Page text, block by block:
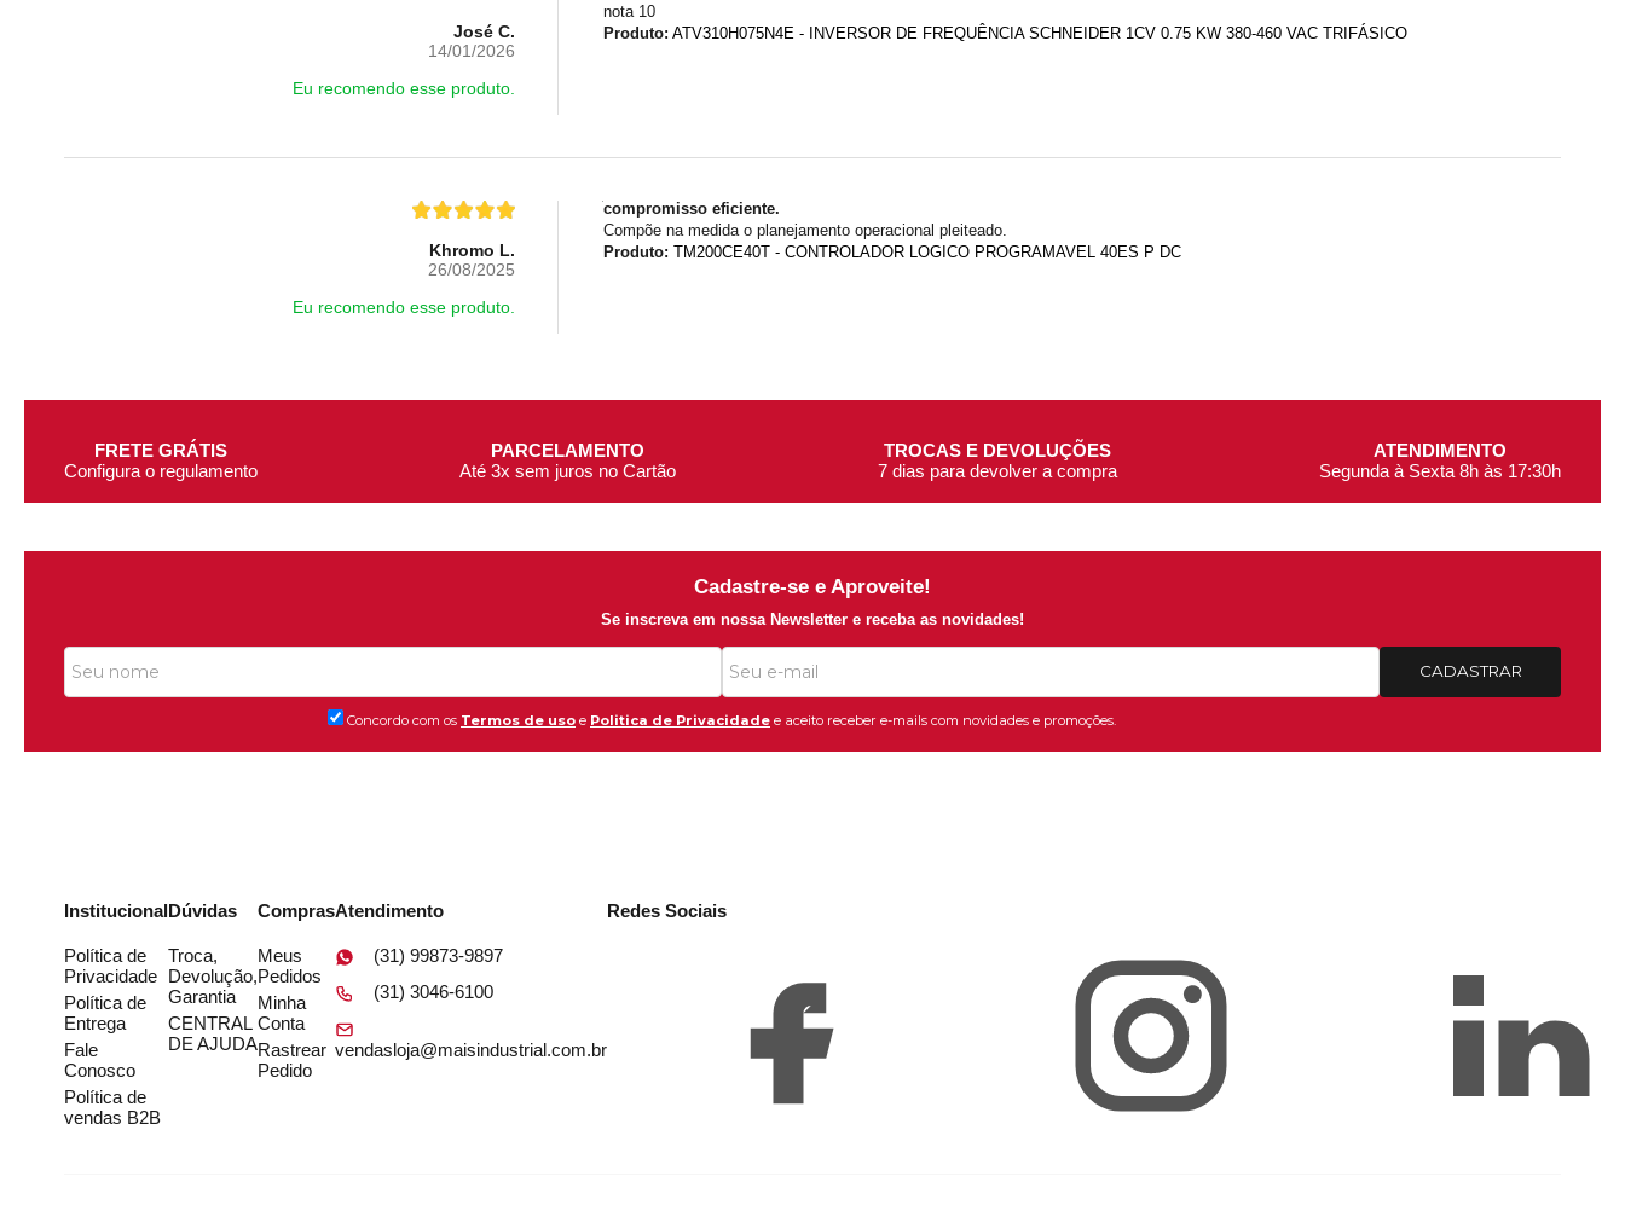
José C.
14/01/2026
Eu recomendo esse produto.
nota 10
Produto: ATV310H075N4E - INVERSOR DE FREQUÊNCIA SCHNEIDER 1CV 0.75 KW 380-460 VAC TRIFÁSICO
Khromo L.
26/08/2025
Eu recomendo esse produto.
compromisso eficiente.
Compõe na medida o planejamento operacional pleiteado.
Produto: TM200CE40T - CONTROLADOR LOGICO PROGRAMAVEL 40ES P DC
FRETE GRÁTIS
Configura o regulamento
PARCELAMENTO
Até 3x sem juros no Cartão
TROCAS E DEVOLUÇÕES
7 dias para devolver a compra
ATENDIMENTO
Segunda à Sexta 8h às 17:30h
Cadastre-se e Aproveite!
Se inscreva em nossa Newsletter e receba as novidades!
Concordo com os Termos de uso e Politica de Privacidade e aceito receber e-mails com novidades e promoções.
CADASTRAR
Institucional
Política de
Privacidade
Política de
Entrega
Fale
Conosco
Política de
vendas B2B
Dúvidas
Troca,
Devolução,
Garantia
CENTRAL
DE AJUDA
Compras
Meus
Pedidos
Minha
Conta
Rastrear
Pedido
Atendimento
(31) 99873-9897
(31) 3046-6100
vendasloja@maisindustrial.com.br
Redes Sociais